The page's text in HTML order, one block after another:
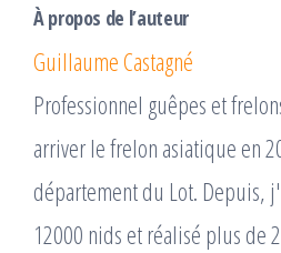
À propos de l’auteur
Guillaume Castagné
Professionnel guêpes et
arriver le frelon asiatique en
département du Lot. Depuis,
12000 nids et réalisé plus de